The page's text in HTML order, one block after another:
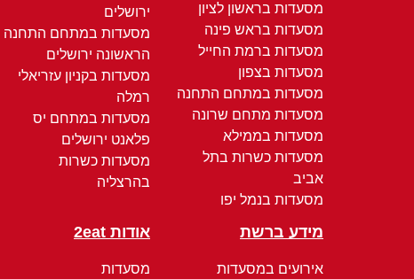
מסעדות בראשון לציון
מסעדות בראש פינה
מסעדות ברמת החייל
מסעדות בצפון
מסעדות במתחם התחנה
מסעדות מתחם שרונה
מסעדות בממילא
מסעדות כשרות בתל
אביב
מסעדות בנמל יפו
ירושלים
מסעדות במתחם התחנה
הראשונה ירושלים
מסעדות בקניון עזריאלי
רמלה
מסעדות במתחם יס
פלאנט ירושלים
מסעדות כשרות
בהרצליה
מידע ברשת
אירועים במסעדות
אודות 2eat
מסעדות